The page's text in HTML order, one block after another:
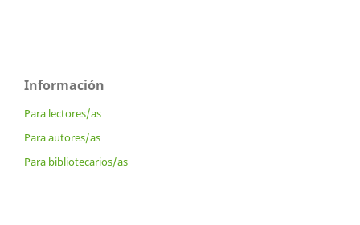
Información
Para lectores/as
Para autores/as
Para bibliotecarios/as